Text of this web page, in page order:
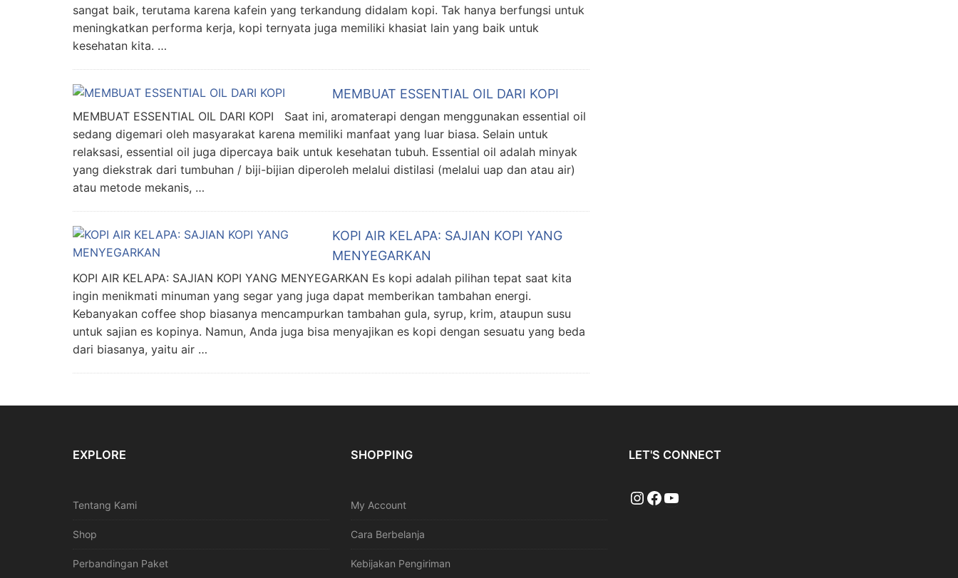
sangat baik, terutama karena kafein yang terkandung didalam kopi. Tak hanya berfungsi untuk
meningkatkan performa kerja, kopi ternyata juga memiliki khasiat lain yang baik untuk
kesehatan kita. …
MEMBUAT ESSENTIAL OIL DARI KOPI
MEMBUAT ESSENTIAL OIL DARI KOPI Saat ini, aromaterapi dengan menggunakan essential oil
sedang digemari oleh masyarakat karena memiliki manfaat yang luar biasa. Selain untuk
relaksasi, essential oil juga dipercaya baik untuk kesehatan tubuh. Essential oil adalah minyak
yang diekstrak dari tumbuhan / biji-bijian diperoleh melalui distilasi (melalui uap dan atau air)
atau metode mekanis, …
KOPI AIR KELAPA: SAJIAN KOPI YANG
MENYEGARKAN
KOPI AIR KELAPA: SAJIAN KOPI YANG MENYEGARKAN Es kopi adalah pilihan tepat saat kita
ingin menikmati minuman yang segar yang juga dapat memberikan tambahan energi.
Kebanyakan coffee shop biasanya mencampurkan tambahan gula, syrup, krim, ataupun susu
untuk sajian es kopinya. Namun, Anda juga bisa menyajikan es kopi dengan sesuatu yang beda
dari biasanya, yaitu air …
EXPLORE
Tentang Kami
Shop
Perbandingan Paket
SHOPPING
My Account
Cara Berbelanja
Kebijakan Pengiriman
LET'S CONNECT